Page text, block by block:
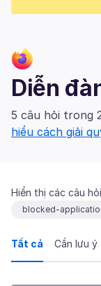
Diễn
5 câu hỏi trong
hiểu cách giải
Hiển thị các câu
blocked-
Tất cả Cần lưu ý